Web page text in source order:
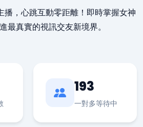
，心跳互動零距離！即時掌握女神
最真實的視訊交友新境界。
193
一對多等待中